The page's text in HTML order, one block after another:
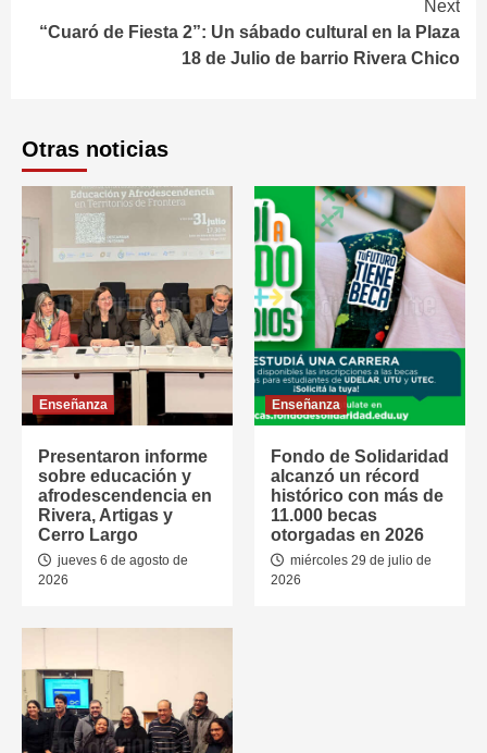
Next
“Cuaró de Fiesta 2”: Un sábado cultural en la Plaza
18 de Julio de barrio Rivera Chico
Otras noticias
Enseñanza
Presentaron informe
sobre educación y
afrodescendencia en
Rivera, Artigas y
Cerro Largo
jueves 6 de agosto de
2026
Enseñanza
Fondo de Solidaridad
alcanzó un récord
histórico con más de
11.000 becas
otorgadas en 2026
miércoles 29 de julio de
2026